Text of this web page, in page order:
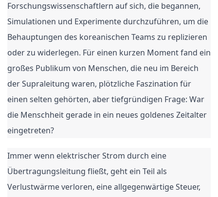
Forschungswissenschaftlern auf sich, die begannen,
Simulationen und Experimente durchzuführen, um die
Behauptungen des koreanischen Teams zu replizieren
oder zu widerlegen. Für einen kurzen Moment fand ein
großes Publikum von Menschen, die neu im Bereich
der Supraleitung waren, plötzliche Faszination für
einen selten gehörten, aber tiefgründigen Frage: War
die Menschheit gerade in ein neues goldenes Zeitalter
eingetreten?
Immer wenn elektrischer Strom durch eine
Übertragungsleitung fließt, geht ein Teil als
Verlustwärme verloren, eine allgegenwärtige Steuer,